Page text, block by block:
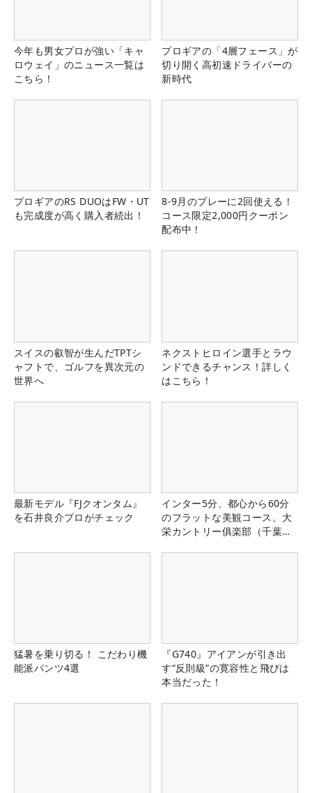
今年も男女プロが強い「キャ
ロウェイ」のニュース一覧は
こちら！
プロギアの「4層フェース」が
切り開く高初速ドライバーの
新時代
プロギアのRS DUOはFW・UT
も完成度が高く購入者続出！
8-9月のプレーに2回使える！
コース限定2,000円クーポン
配布中！
スイスの叡智が生んだTPTシ
ャフトで、ゴルフを異次元の
世界へ
ネクストヒロイン選手とラウ
ンドできるチャンス！詳しく
はこちら！
最新モデル『FJクオンタム』
を石井良介プロがチェック
インター5分、都心から60分
のフラットな美観コース。大
栄カントリー俱楽部（千葉
猛暑を乗り切る！ こだわり機
能派パンツ4選
『G740』アイアンが引き出
す“反則級”の寛容性と飛びは
本当だった！